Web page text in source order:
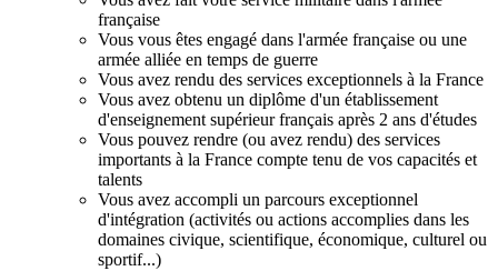
française
Vous vous êtes engagé dans l'armée française ou une
armée alliée en temps de guerre
Vous avez rendu des services exceptionnels à la France
Vous avez obtenu un diplôme d'un établissement
d'enseignement supérieur français après 2 ans d'études
Vous pouvez rendre (ou avez rendu) des services
importants à la France compte tenu de vos capacités et
talents
Vous avez accompli un parcours exceptionnel
d'intégration (activités ou actions accomplies dans les
domaines civique, scientifique, économique, culturel ou
sportif...)